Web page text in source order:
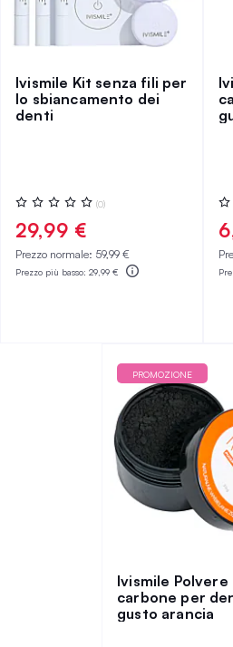
Ivismile Kit senza fili per
lo sbiancamento dei
denti
Valutazione:
0%
(0)
29,99 €
Prezzo normale: 59,99 €
Prezzo più basso: 29,99 €
0%
PROMOZIONE
Ivismile Polvere
carbone per
gusto arancia